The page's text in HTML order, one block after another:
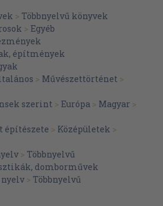
75
SZOBROK, FESTMÉIVYEK
> Többnyelvű könyvek
> Egyéb
építmények
> Művészettörténet >
szerint > Európa > Magyar >
építészete > Középületek >
> Többnyelvű
domborművek
nyelv > Többnyelvű